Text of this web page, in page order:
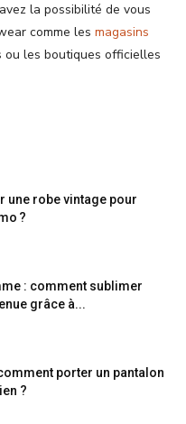
la possibilité de vous
comme les magasins
ou les boutiques officielles
une robe vintage pour
?
: comment sublimer
grâce à...
porter un pantalon
?